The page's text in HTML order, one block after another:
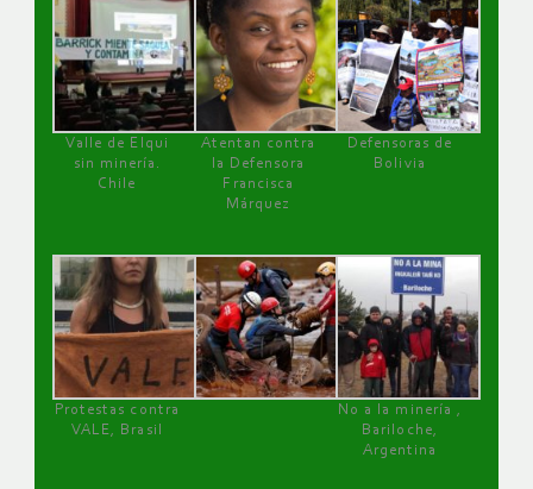
Valle de Elqui
sin minería.
Chile
Atentan contra
la Defensora
Francisca
Márquez
Defensoras de
Bolivia
Protestas contra
VALE, Brasil
No a la minería ,
Bariloche,
Argentina